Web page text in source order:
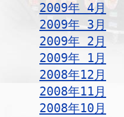
2009年 4月
2009年 3月
2009年 2月
2009年 1月
2008年12月
2008年11月
2008年10月